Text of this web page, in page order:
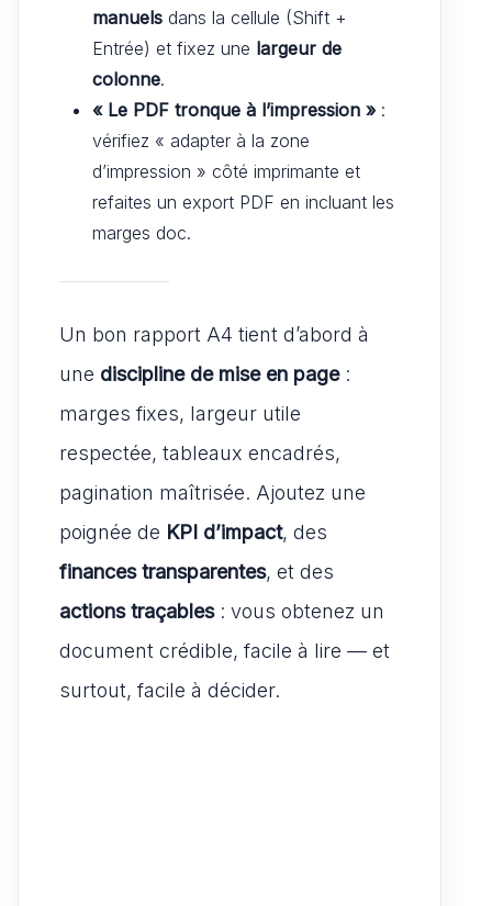
manuels dans la cellule (Shift +
Entrée) et fixez une largeur de
colonne.
« Le PDF tronque à l’impression »:
vérifiez « adapter à la zone
d’impression » côté imprimante et
refaites un export PDF en incluant les
marges doc.
Un bon rapport A4 tient d’abord à
une discipline de mise en page:
marges fixes, largeur utile
respectée, tableaux encadrés,
pagination maîtrisée. Ajoutez une
poignée de KPI d’impact, des
finances transparentes, et des
actions traçables: vous obtenez un
document crédible, facile à lire — et
surtout, facile à décider.